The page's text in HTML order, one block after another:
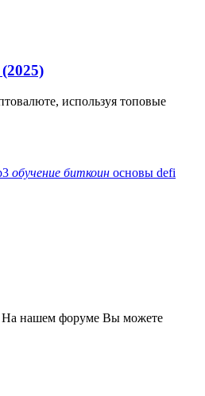
используя топовые
обучение биткоин основы defi
На нашем форуме Вы можете